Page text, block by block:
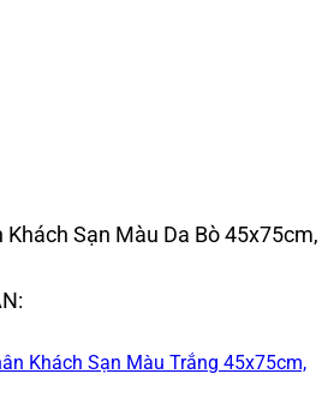
Khách Sạn Màu Da Bò
Khách Sạn Màu Trắng 45x75cm,